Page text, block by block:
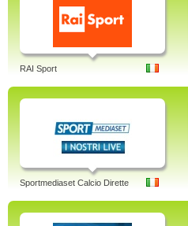
RAI Sport
Sportmediaset Calcio Dirette